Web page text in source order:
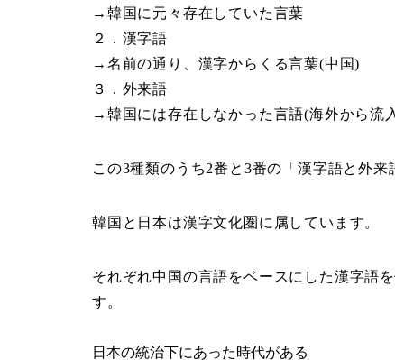
→韓国に元々存在していた言葉
２．漢字語
→名前の通り、漢字からくる言葉(中国)
３．外来語
→韓国には存在しなかった言語(海外から流
この3種類のうち2番と3番の「漢字語と外来
韓国と日本は漢字文化圏に属しています。
それぞれ中国の言語をベースにした漢字語
す。
日本の統治下にあった時代がある